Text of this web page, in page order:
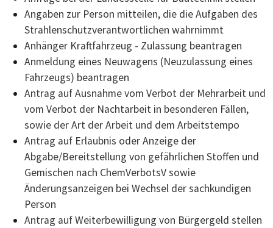
Angaben zur Person mitteilen, die die Aufgaben des
Strahlenschutzverantwortlichen wahrnimmt
Anhänger Kraftfahrzeug - Zulassung beantragen
Anmeldung eines Neuwagens (Neuzulassung eines
Fahrzeugs) beantragen
Antrag auf Ausnahme vom Verbot der Mehrarbeit und
vom Verbot der Nachtarbeit in besonderen Fällen,
sowie der Art der Arbeit und dem Arbeitstempo
Antrag auf Erlaubnis oder Anzeige der
Abgabe/Bereitstellung von gefährlichen Stoffen und
Gemischen nach ChemVerbotsV sowie
Änderungsanzeigen bei Wechsel der sachkundigen
Person
Antrag auf Weiterbewilligung von Bürgergeld stellen